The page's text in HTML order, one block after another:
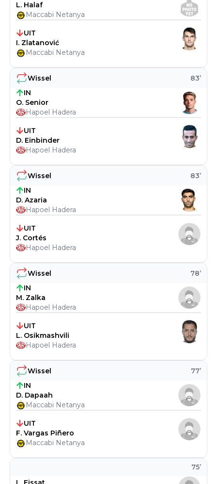
75’
Wissel 77’
IN
D. Dapaah
Maccabi Netanya
UIT
F. Vargas Piñero
Maccabi Netanya
Wissel 78’
IN
M. Zalka
Hapoel Hadera
UIT
L. Osikmashvili
Hapoel Hadera
Wissel 83’
IN
D. Azaria
Hapoel Hadera
UIT
J. Cortés
Hapoel Hadera
Wissel 83’
IN
O. Senior
Hapoel Hadera
UIT
D. Einbinder
Hapoel Hadera
L. Halaf
Maccabi Netanya
UIT
I. Zlatanović
Maccabi Netanya